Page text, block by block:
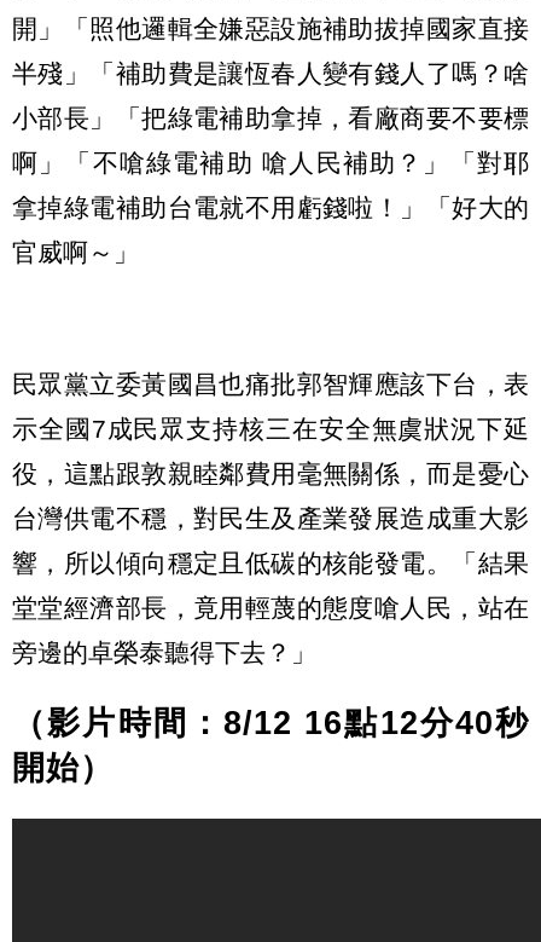
開」「照他邏輯全嫌惡設施補助拔掉國家直接
半殘」「補助費是讓恆春人變有錢人了嗎？啥
小部長」「把綠電補助拿掉，看廠商要不要標
啊」「不嗆綠電補助 嗆人民補助？」「對耶
拿掉綠電補助台電就不用虧錢啦！」「好大的
官威啊～」
民眾黨立委黃國昌也痛批郭智輝應該下台，表
示全國7成民眾支持核三在安全無虞狀況下延
役，這點跟敦親睦鄰費用毫無關係，而是憂心
台灣供電不穩，對民生及產業發展造成重大影
響，所以傾向穩定且低碳的核能發電。「結果
堂堂經濟部長，竟用輕蔑的態度嗆人民，站在
旁邊的卓榮泰聽得下去？」
（影片時間：8/12 16點12分40秒
開始）